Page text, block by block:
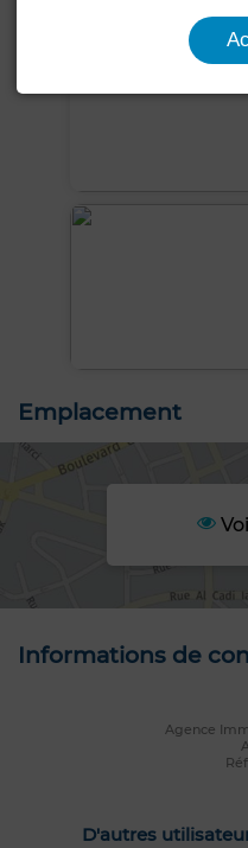
Emplacement
Informations de
Agence
D'autres